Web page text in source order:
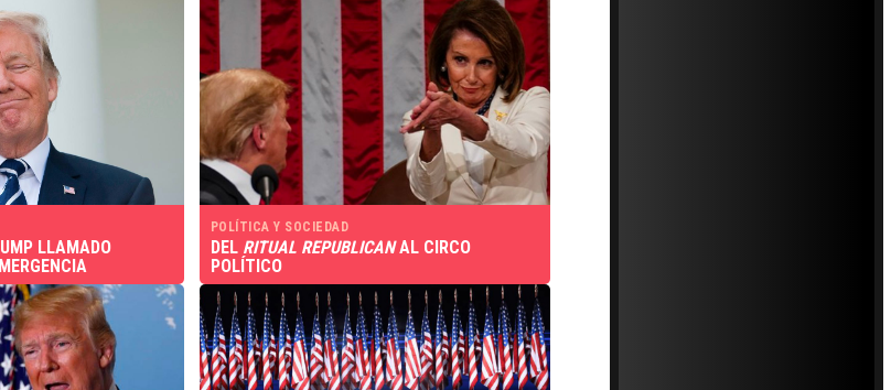
LLAMADO
POLÍTICA Y SOCIEDAD
DEL RITUAL REPUBLICANAL CIRCO
POLÍTICO